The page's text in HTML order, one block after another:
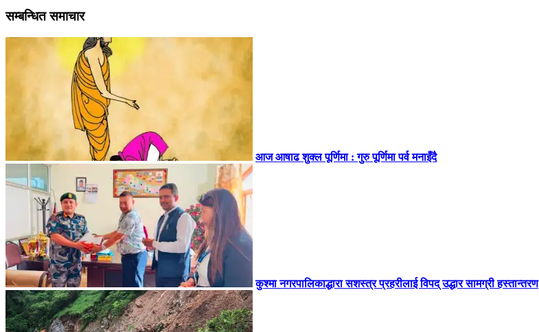
सम्बन्धित समाचार
आज आषाढ शुक्ल पूर्णिमा : गुरु पूर्णिमा पर्व मनाइँदै
कुश्मा नगरपालिकाद्धारा सशस्त्र प्रहरीलाई विपद् उद्धार सामग्री हस्तान्तरण